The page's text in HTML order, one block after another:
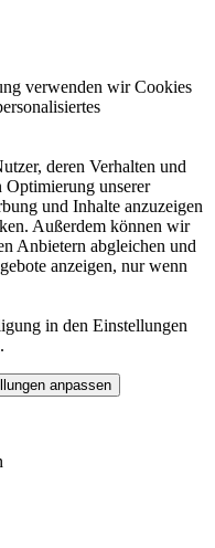
verwenden wir Cookies
deren Verhalten und
Optimierung unserer
und Inhalte anzuzeigen
Außerdem können wir
Anbietern abgleichen und
anzeigen, nur wenn
in den Einstellungen
.
anpassen